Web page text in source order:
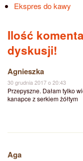
Ekspres do kawy
Ilość
dyskusji!
Agnieszka
30 grudnia 2017 o 20:43
Przepyszne. Dałam tylko
kanapce z serkiem żółtym
Aga